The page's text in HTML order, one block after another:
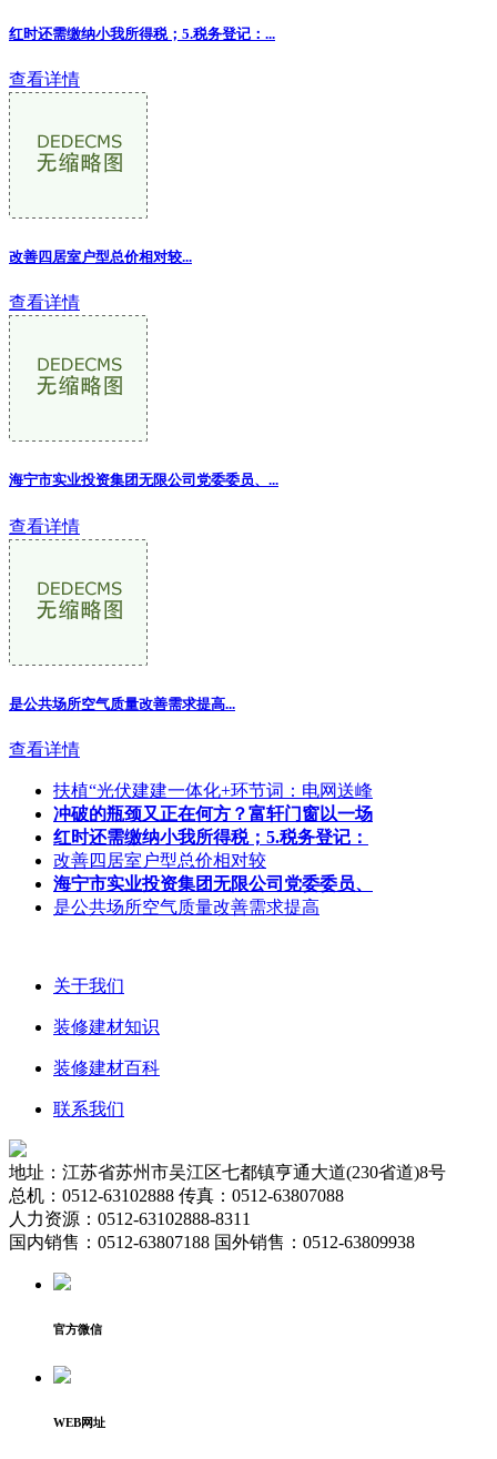
红时还需缴纳小我所得税；5.税务登记： ...
查看详情
改善四居室户型总价相对较...
查看详情
海宁市实业投资集团无限公司党委委员、 ...
查看详情
是公共场所空气质量改善需求提高...
查看详情
扶植“光伏建建一体化+环节词：电网送峰
冲破的瓶颈又正在何方？富轩门窗以一场
红时还需缴纳小我所得税；5.税务登记：
改善四居室户型总价相对较
海宁市实业投资集团无限公司党委委员、
是公共场所空气质量改善需求提高
关于我们
装修建材知识
装修建材百科
联系我们
地址：江苏省苏州市吴江区七都镇亨通大道(230省道)8号
总机：0512-63102888 传真：0512-63807088
人力资源：0512-63102888-8311
国内销售：0512-63807188 国外销售：0512-63809938
官方微信
WEB网址